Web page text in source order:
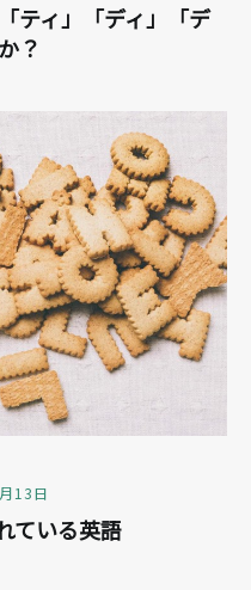
ティ」「ディ」「デ
？
13日
ている英語